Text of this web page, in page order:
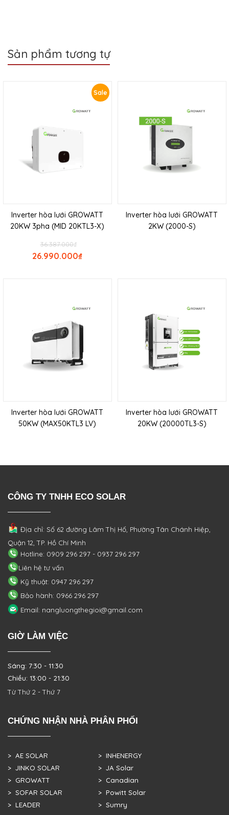
Sản phẩm tương tự
Sale
Inverter hòa lưới GROWATT
20KW 3pha (MID 20KTL3-X)
₫
36.387.000
₫
26.990.000
Inverter hòa lưới GROWATT
2KW (2000-S)
Inverter hòa lưới GROWATT
50KW (MAX50KTL3 LV)
Inverter hòa lưới GROWATT
20KW (20000TL3-S)
CÔNG TY TNHH ECO SOLAR
Địa chỉ: Số 62 đường Lâm Thị Hố, PhườngTân Chánh Hiệp,
Quận 12, TP. Hồ Chí Minh
Hotline: 0909 296 297 - 0937 296 297
Liên hệ tư vấn
Kỹ thuật: 0947 296 297
Bảo hành: 0966 296 297
Email: nangluongthegioi@gmail.com
GIỜ LÀM VIỆC
Sáng: 7:30 - 11:30
Chiều: 13:00 - 21:30
Từ Thứ 2 - Thứ 7
CHỨNG NHẬN NHÀ PHÂN PHỐI
> AE SOLAR
> JINKO SOLAR
> GROWATT
> SOFAR SOLAR
> LEADER
> INHENERGY
> JA Solar
> Canadian
> Powitt Solar
> Sumry